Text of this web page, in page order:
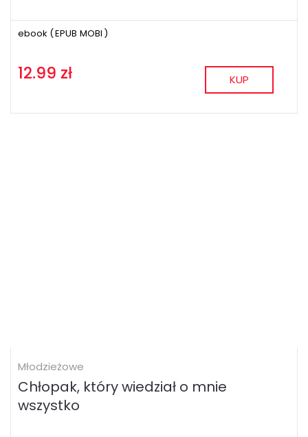
ebook (EPUB MOBI )
12.99 zł KUP
Młodzieżowe
Chłopak, który wiedział o mnie
wszystko